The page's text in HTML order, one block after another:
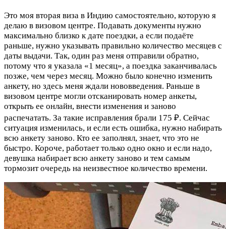
Это моя вторая виза в Индию самостоятельно, которую я
делаю в визовом центре. Подавать документы нужно
максимально близко к дате поездки, а если подаёте
раньше, нужно указывать правильно количество месяцев с
даты выдачи. Так, один раз меня отправили обратно,
потому что я указала «1 месяц», а поездка заканчивалась
позже, чем через месяц. Можно было конечно изменить
анкету, но здесь меня ждали нововведения. Раньше в
визовом центре могли отсканировать номер анкеты,
открыть ее онлайн, внести изменения и заново
распечатать. За такие исправления брали 175 ₽. Сейчас
ситуация изменилась, и если есть ошибка, нужно набирать
всю анкету заново. Кто ее заполнял, знает, что это не
быстро. Короче, работает только одно окно и если надо,
девушка набирает всю анкету заново и тем самым
тормозит очередь на неизвестное количество времени.